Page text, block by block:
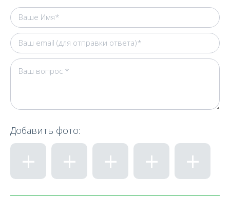
Добавить фото: